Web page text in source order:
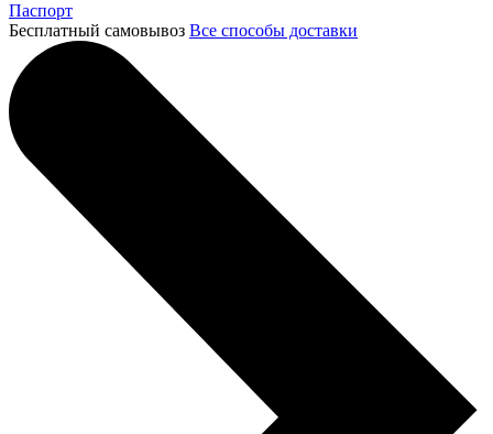
Паспорт
Бесплатный самовывоз Все способы доставки